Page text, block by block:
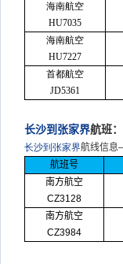
海南航空
HU7035
海南航空
HU7227
首都航空
JD5361
长沙到张家界航班：
长沙到张家界航线信
航班号
南方航空
CZ3128
南方航空
CZ3984